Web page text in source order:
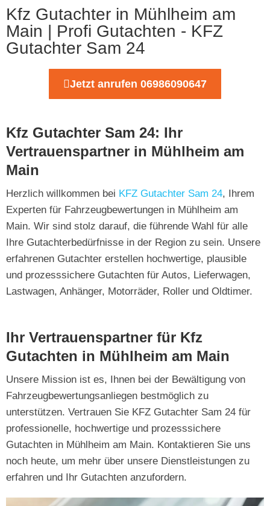
Kfz Gutachter in Mühlheim am
Main | Profi Gutachten - KFZ
Gutachter Sam 24
Jetzt anrufen 06986090647
Kfz Gutachter Sam 24: Ihr
Vertrauenspartner in Mühlheim am
Main
Herzlich willkommen bei KFZ Gutachter Sam 24, Ihrem
Experten für Fahrzeugbewertungen in Mühlheim am
Main. Wir sind stolz darauf, die führende Wahl für alle
Ihre Gutachterbedürfnisse in der Region zu sein. Unsere
erfahrenen Gutachter erstellen hochwertige, plausible
und prozesssichere Gutachten für Autos, Lieferwagen,
Lastwagen, Anhänger, Motorräder, Roller und Oldtimer.
Ihr Vertrauenspartner für Kfz
Gutachten in Mühlheim am Main
Unsere Mission ist es, Ihnen bei der Bewältigung von
Fahrzeugbewertungsanliegen bestmöglich zu
unterstützen. Vertrauen Sie KFZ Gutachter Sam 24 für
professionelle, hochwertige und prozesssichere
Gutachten in Mühlheim am Main. Kontaktieren Sie uns
noch heute, um mehr über unsere Dienstleistungen zu
erfahren und Ihr Gutachten anzufordern.